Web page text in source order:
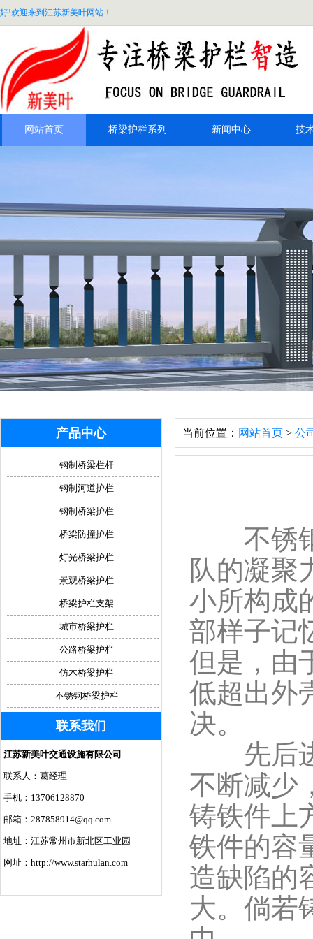
好!欢迎来到江苏新美叶网站！
网站首页 桥梁护栏系列 新闻中心 技
当前位置： 网站首页 > 公
不锈钢
队的凝聚
小所构成
部样子记
但是，由
低超出外
决。
先后进
不断减少
铸铁件上
铁件的容
造缺陷的
大。倘若
产品中心
钢制桥梁栏杆
钢制河道护栏
钢制桥梁护栏
桥梁防撞护栏
灯光桥梁护栏
景观桥梁护栏
桥梁护栏支架
城市桥梁护栏
公路桥梁护栏
仿木桥梁护栏
不锈钢桥梁护栏
联系我们
江苏新美叶交通设施有限公司
联系人：葛经理
手机：13706128870
邮箱：287858914@qq.com
地址：江苏常州市新北区工业园
网址：http://www.starhulan.com